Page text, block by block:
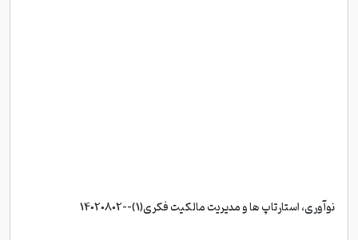
نوآوری، استارتاپ ها و مدیریت مالکیت فکری(1)--14020802